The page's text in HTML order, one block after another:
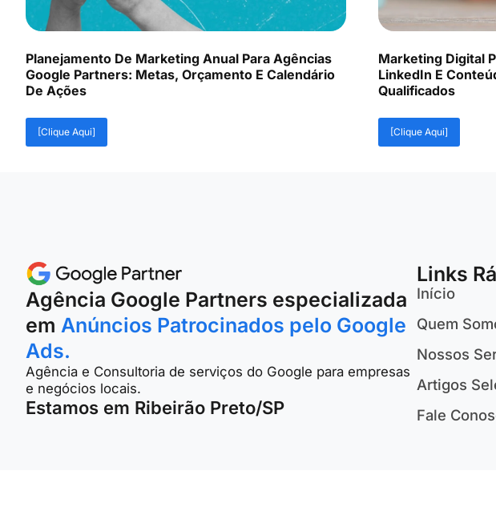
Planejamento De Marketing Anual Para Agências
Google Partners: Metas, Orçamento E Calendário
De Ações
[Clique Aqui]
Marketing Digital
LinkedIn E
Qualificados
[Clique Aqui]
Agência Google Partners especializada
em Anúncios Patrocinados pelo Google
Ads.
Agência e Consultoria de serviços do Google para empresas
e negócios locais.
Estamos em Ribeirão Preto/SP
Links
Início
Quem
Nossos
Artigos
Fale